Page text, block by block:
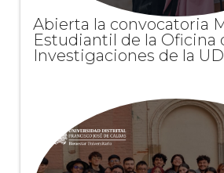
Abierta la convocatoria
Estudiantil de la Oficina
Investigaciones de la UD